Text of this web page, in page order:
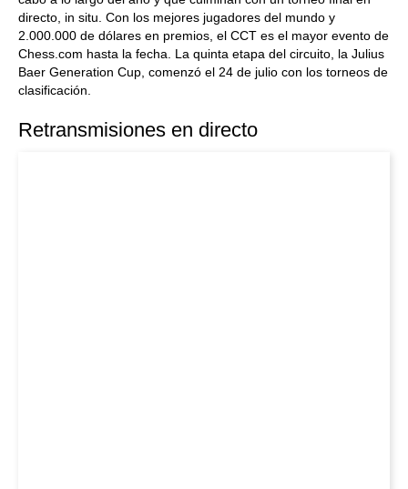
directo, in situ. Con los mejores jugadores del mundo y
2.000.000 de dólares en premios, el CCT es el mayor evento de
Chess.com hasta la fecha. La quinta etapa del circuito, la Julius
Baer Generation Cup, comenzó el 24 de julio con los torneos de
clasificación.
Retransmisiones en directo